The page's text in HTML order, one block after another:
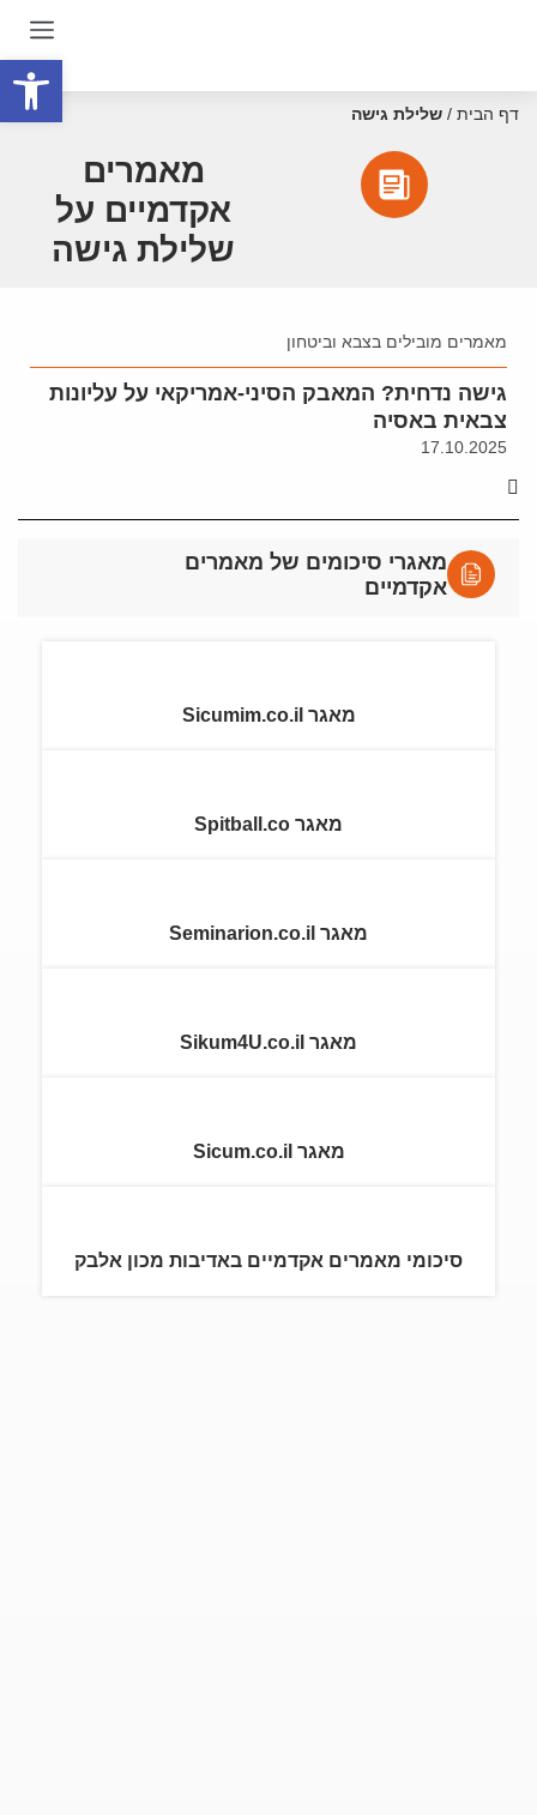
דף הבית / שלילת גישה
מאמרים
אקדמיים על
שלילת גישה
מאמרים מובילים בצבא וביטחון
גישה נדחית? המאבק הסיני-אמריקאי על עליונות
צבאית באסיה
17.10.2025
מאגרי סיכומים של מאמרים
אקדמיים
מאגר Sicumim.co.il
מאגר Spitball.co
מאגר Seminarion.co.il
מאגר Sikum4U.co.il
מאגר Sicum.co.il
סיכומי מאמרים אקדמיים באדיבות מכון אלבק
פתח